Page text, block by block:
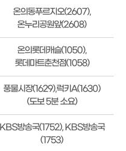
온의동푸르지오(2607),
온누리공원앞(2608)
온의롯데캐슬(1050),
롯데마트춘천점(1058)
풍물시장(1629),럭키A(1630)
(도보 5분 소요)
KBS방송국(1752), KBS방송국
(1753)